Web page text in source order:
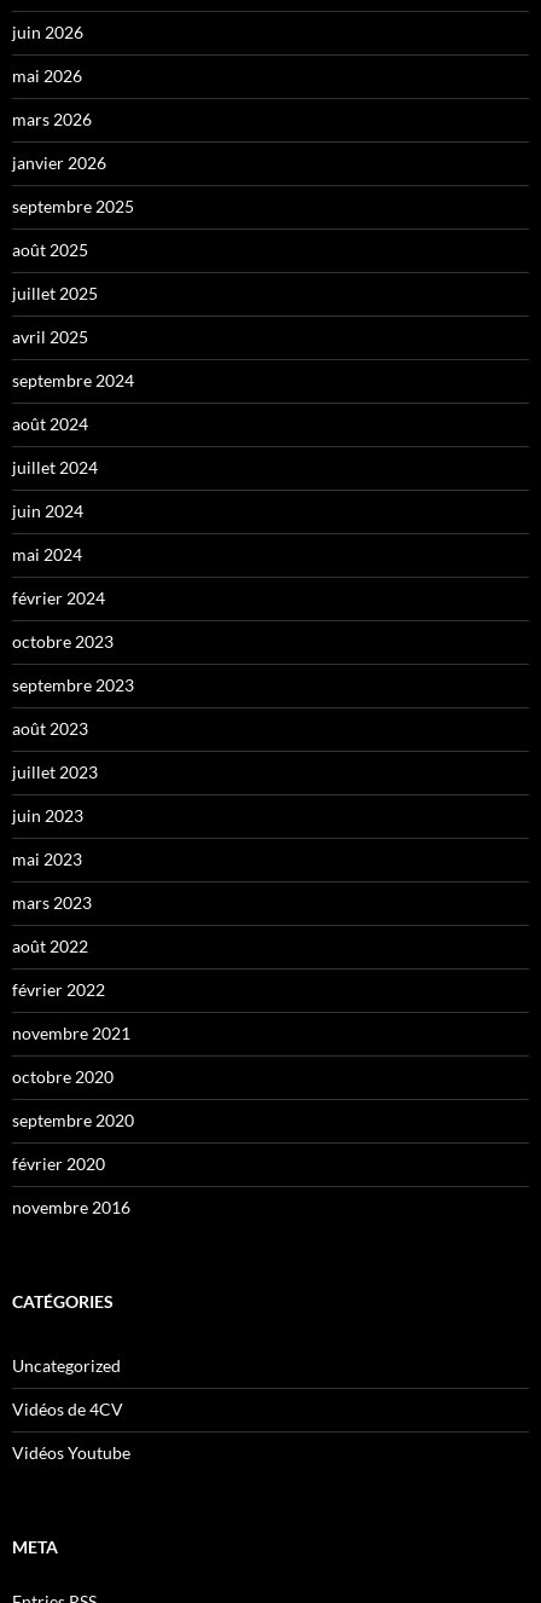
juin 2026
mai 2026
mars 2026
janvier 2026
septembre 2025
août 2025
juillet 2025
avril 2025
septembre 2024
août 2024
juillet 2024
juin 2024
mai 2024
février 2024
octobre 2023
septembre 2023
août 2023
juillet 2023
juin 2023
mai 2023
mars 2023
août 2022
février 2022
novembre 2021
octobre 2020
septembre 2020
février 2020
novembre 2016
CATÉGORIES
Uncategorized
Vidéos de 4CV
Vidéos Youtube
META